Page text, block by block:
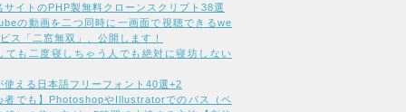
サイトのPHP製無料クローンスクリプト38選
の動画を二つ同時に一画面で視聴できるwe
ス「二窓無双」、公開します！
ても二度寝しちゃう人でも絶対に寝坊しない
使える日本語フリーフォント40選+2
者でも】PhotoshopやIllustratorでのパス（ペ